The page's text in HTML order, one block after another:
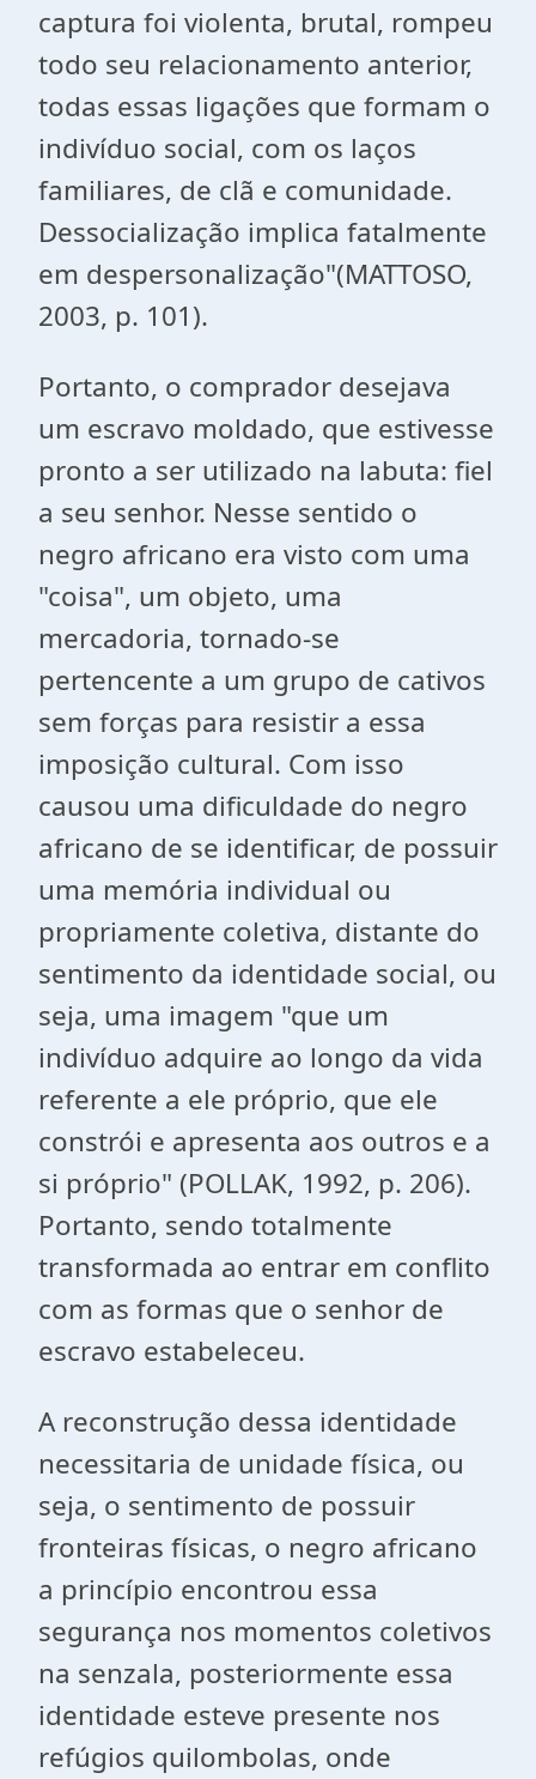
captura foi violenta, brutal, rompeu
todo seu relacionamento anterior,
todas essas ligações que formam o
indivíduo social, com os laços
familiares, de clã e comunidade.
Dessocialização implica fatalmente
em despersonalização"(MATTOSO,
2003, p. 101).
Portanto, o comprador desejava
um escravo moldado, que estivesse
pronto a ser utilizado na labuta: fiel
a seu senhor. Nesse sentido o
negro africano era visto com uma
"coisa", um objeto, uma
mercadoria, tornado-se
pertencente a um grupo de cativos
sem forças para resistir a essa
imposição cultural. Com isso
causou uma dificuldade do negro
africano de se identificar, de possuir
uma memória individual ou
propriamente coletiva, distante do
sentimento da identidade social, ou
seja, uma imagem "que um
indivíduo adquire ao longo da vida
referente a ele próprio, que ele
constrói e apresenta aos outros e a
si próprio" (POLLAK, 1992, p. 206).
Portanto, sendo totalmente
transformada ao entrar em conflito
com as formas que o senhor de
escravo estabeleceu.
A reconstrução dessa identidade
necessitaria de unidade física, ou
seja, o sentimento de possuir
fronteiras físicas, o negro africano
a princípio encontrou essa
segurança nos momentos coletivos
na senzala, posteriormente essa
identidade esteve presente nos
refúgios quilombolas, onde